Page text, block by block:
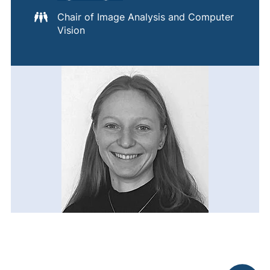
Chair of Image Analysis and Computer
Vision